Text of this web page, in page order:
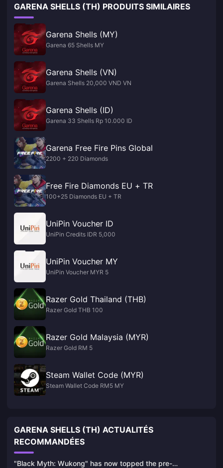
GARENA SHELLS (TH) PRODUITS SIMILAIRES
Garena Shells (MY)
Garena 65 Shells MY
Garena Shells (VN)
Garena Shells 20,000 VND VN
Garena Shells (ID)
Garena 33 Shells Rp 10.000 ID
Garena Free Fire Pins Global
2200 + 220 Diamonds
Free Fire Diamonds EU + TR
100+25 Diamonds EU + TR
UniPin Voucher ID
UniPin Credits IDR 5,000
UniPin Voucher MY
UniPin Voucher MYR 5
Razer Gold Thailand (THB)
Razer Gold THB 100
Razer Gold Malaysia (MYR)
Razer Gold RM 5
Steam Wallet Code (MYR)
Steam Wallet Code RM5 MY
GARENA SHELLS (TH) ACTUALITÉS
RECOMMANDÉES
"Black Myth: Wukong" has now topped the pre-